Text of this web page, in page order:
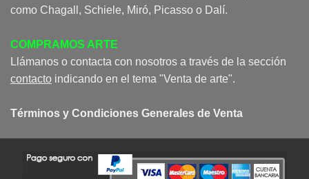
como Chagall, Schiele, Miró, Picasso o Dalí.
COMPRAMOS ARTE
Llámanos o contacta con nosotros a través de la sección
contacto indicando en el tema "Venta de arte".
Términos y Condiciones Generales de Venta